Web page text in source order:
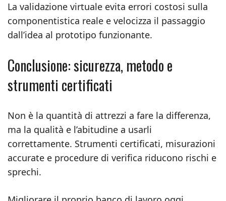
La validazione virtuale evita errori costosi sulla
componentistica reale e velocizza il passaggio
dall’idea al prototipo funzionante.
Conclusione: sicurezza, metodo e
strumenti certificati
Non è la quantità di attrezzi a fare la differenza,
ma la qualità e l’abitudine a usarli
correttamente. Strumenti certificati, misurazioni
accurate e procedure di verifica riducono rischi e
sprechi.